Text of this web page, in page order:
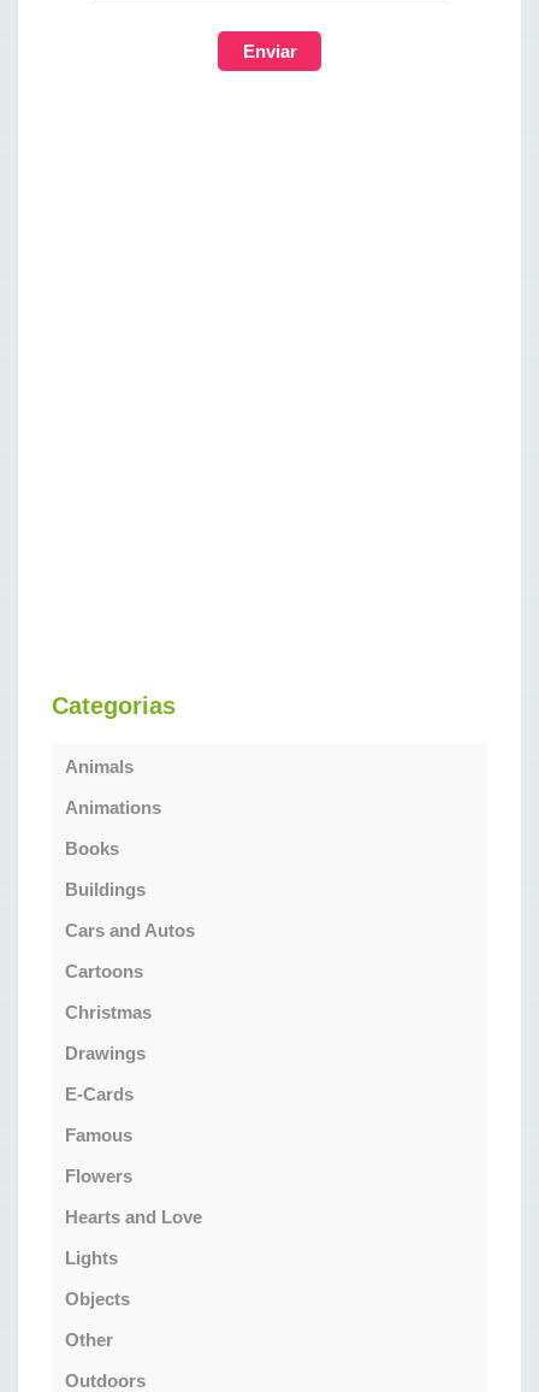
Categorias
Animals
Animations
Books
Buildings
Cars and Autos
Cartoons
Christmas
Drawings
E-Cards
Famous
Flowers
Hearts and Love
Lights
Objects
Other
Outdoors